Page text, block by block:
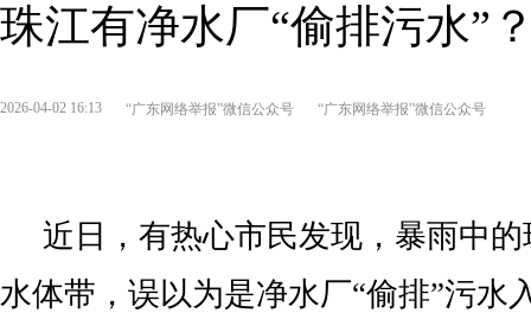
珠江有净水厂“偷排污水”
2026-04-02 16:13 “广东网络举报”微信公众号 “广东网络举报”微信公众号
近日，有热心市民发现，暴雨中
水体带，误以为是净水厂“偷排”污水